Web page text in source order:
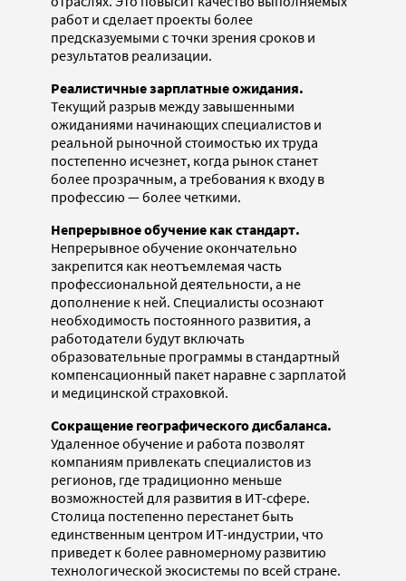
работ и сделает проекты более
предсказуемыми с точки зрения сроков и
результатов реализации.
Реалистичные зарплатные ожидания.
Текущий разрыв между завышенными
ожиданиями начинающих специалистов и
реальной рыночной стоимостью их труда
постепенно исчезнет, когда рынок станет
более прозрачным, а требования к входу в
профессию — более четкими.
Непрерывное обучение как стандарт.
Непрерывное обучение окончательно
закрепится как неотъемлемая часть
профессиональной деятельности, а не
дополнение к ней. Специалисты осознают
необходимость постоянного развития, а
работодатели будут включать
образовательные программы в стандартный
компенсационный пакет наравне с зарплатой
и медицинской страховкой.
Сокращение географического дисбаланса.
Удаленное обучение и работа позволят
компаниям привлекать специалистов из
регионов, где традиционно меньше
возможностей для развития в ИТ-сфере.
Столица постепенно перестанет быть
единственным центром ИТ-индустрии, что
приведет к более равномерному развитию
технологической экосистемы по всей стране.